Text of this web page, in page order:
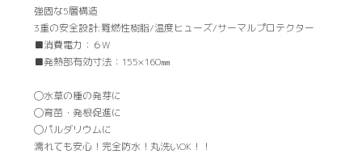
強固な5層構造
3重の安全設計:難燃性樹脂/温度ヒューズ/サーマルプロテクター
■消費電力：６W
■発熱部有効寸法：155×160㎜
◯水草の種の発芽に
◯育苗・発根促進に
◯パルダリウムに
濡れても安心！完全防水！丸洗いOK！！